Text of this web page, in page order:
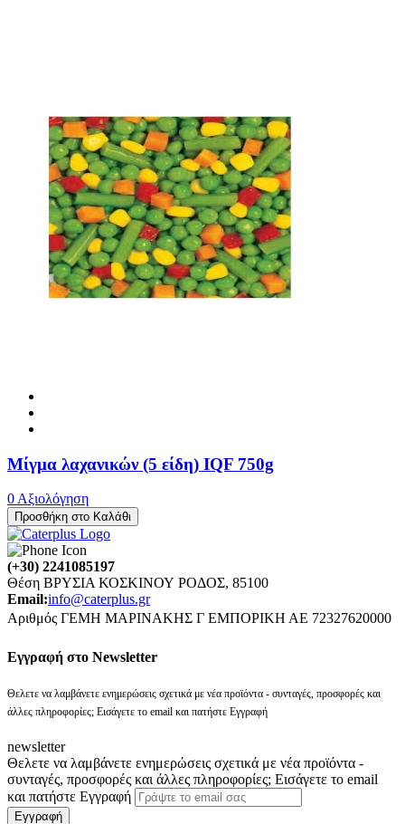
Μίγμα λαχανικών (5 είδη) IQF 750g
0 Αξιολόγηση
Προσθήκη στο Καλάθι
(+30) 2241085197
Θέση ΒΡΥΣΙΑ ΚΟΣΚΙΝΟΥ ΡΟΔΟΣ, 85100
Email:info@caterplus.gr
Αριθμός ΓΕΜΗ ΜΑΡΙΝΑΚΗΣ Γ ΕΜΠΟΡΙΚΗ ΑΕ 72327620000
Eγγραφή στο Newsletter
Θελετε να λαμβάνετε ενημερώσεις σχετικά με νέα προϊόντα - συνταγές, προσφορές και
άλλες πληροφορίες; Εισάγετε το email και πατήστε Εγγραφή
newsletter
Θελετε να λαμβάνετε ενημερώσεις σχετικά με νέα προϊόντα -
συνταγές, προσφορές και άλλες πληροφορίες; Εισάγετε το email
και πατήστε Εγγραφή
Εγγραφή